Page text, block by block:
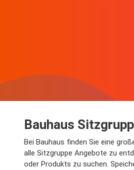
Bauhaus
Bei Bauhaus finden Sie eine
alle Sitzgruppe Angebote zu
oder Produkts zu suchen.